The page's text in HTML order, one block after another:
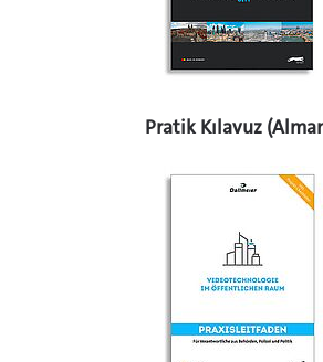
Pratik Kılavuz